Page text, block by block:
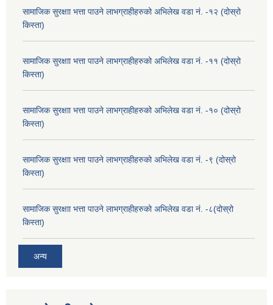
सामाजिक सुरक्षाा भत्ता पाउने लाभग्राहीहरुको अभिलेख वडा नं. -१२ (दोस्रो
किस्ता)
सामाजिक सुरक्षाा भत्ता पाउने लाभग्राहीहरुको अभिलेख वडा नं. -११ (दोस्रो
किस्ता)
सामाजिक सुरक्षाा भत्ता पाउने लाभग्राहीहरुको अभिलेख वडा नं. -१० (दोस्रो
किस्ता)
सामाजिक सुरक्षाा भत्ता पाउने लाभग्राहीहरुको अभिलेख वडा नं. -९ (दोस्रो
किस्ता)
सामाजिक सुरक्षाा भत्ता पाउने लाभग्राहीहरुको अभिलेख वडा नं. -८(दोस्रो
किस्ता)
अन्य